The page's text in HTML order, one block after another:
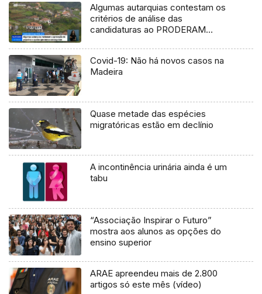
Algumas autarquias contestam os
critérios de análise das
candidaturas ao PRODERAM
Covid-19: Não há novos casos na
Madeira
Quase metade das espécies
migratóricas estão em declínio
A incontinência urinária ainda é um
tabu
“Associação Inspirar o Futuro”
mostra aos alunos as opções do
ensino superior
ARAE apreendeu mais de 2.800
artigos só este mês (vídeo)